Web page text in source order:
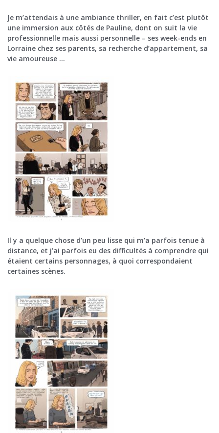
Je m’attendais à une ambiance thriller, en fait c’est plutôt
une immersion aux côtés de Pauline, dont on suit la vie
professionnelle mais aussi personnelle – ses week-ends en
Lorraine chez ses parents, sa recherche d’appartement, sa
vie amoureuse …
Il y a quelque chose d’un peu lisse qui m’a parfois tenue à
distance, et j’ai parfois eu des difficultés à comprendre qui
étaient certains personnages, à quoi correspondaient
certaines scènes.